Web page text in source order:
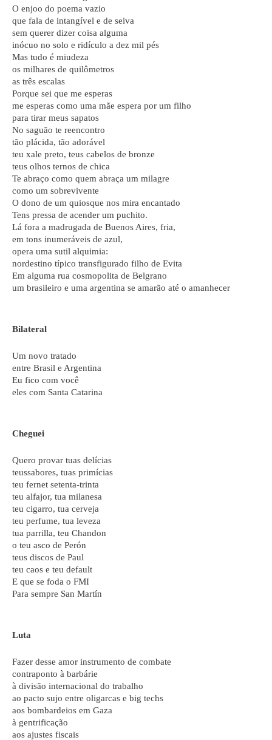
O enjoo do poema vazio
que fala de intangível e de seiva
sem querer dizer coisa alguma
inócuo no solo e ridículo a dez mil pés
Mas tudo é miudeza
os milhares de quilômetros
as três escalas
Porque sei que me esperas
me esperas como uma mãe espera por um filho
para tirar meus sapatos
No saguão te reencontro
tão plácida, tão adorável
teu xale preto, teus cabelos de bronze
teus olhos ternos de chica
Te abraço como quem abraça um milagre
como um sobrevivente
O dono de um quiosque nos mira encantado
Tens pressa de acender um puchito.
Lá fora a madrugada de Buenos Aires, fria,
em tons inumeráveis de azul,
opera uma sutil alquimia:
nordestino típico transfigurado filho de Evita
Em alguma rua cosmopolita de Belgrano
um brasileiro e uma argentina se amarão até o amanhecer
Bilateral
Um novo tratado
entre Brasil e Argentina
Eu fico com você
eles com Santa Catarina
Cheguei
Quero provar tuas delícias
teussabores, tuas primícias
teu fernet setenta-trinta
teu alfajor, tua milanesa
teu cigarro, tua cerveja
teu perfume, tua leveza
tua parrilla, teu Chandon
o teu asco de Perón
teus discos de Paul
teu caos e teu default
E que se foda o FMI
Para sempre San Martín
Luta
Fazer desse amor instrumento de combate
contraponto à barbárie
à divisão internacional do trabalho
ao pacto sujo entre oligarcas e big techs
aos bombardeios em Gaza
à gentrificação
aos ajustes fiscais